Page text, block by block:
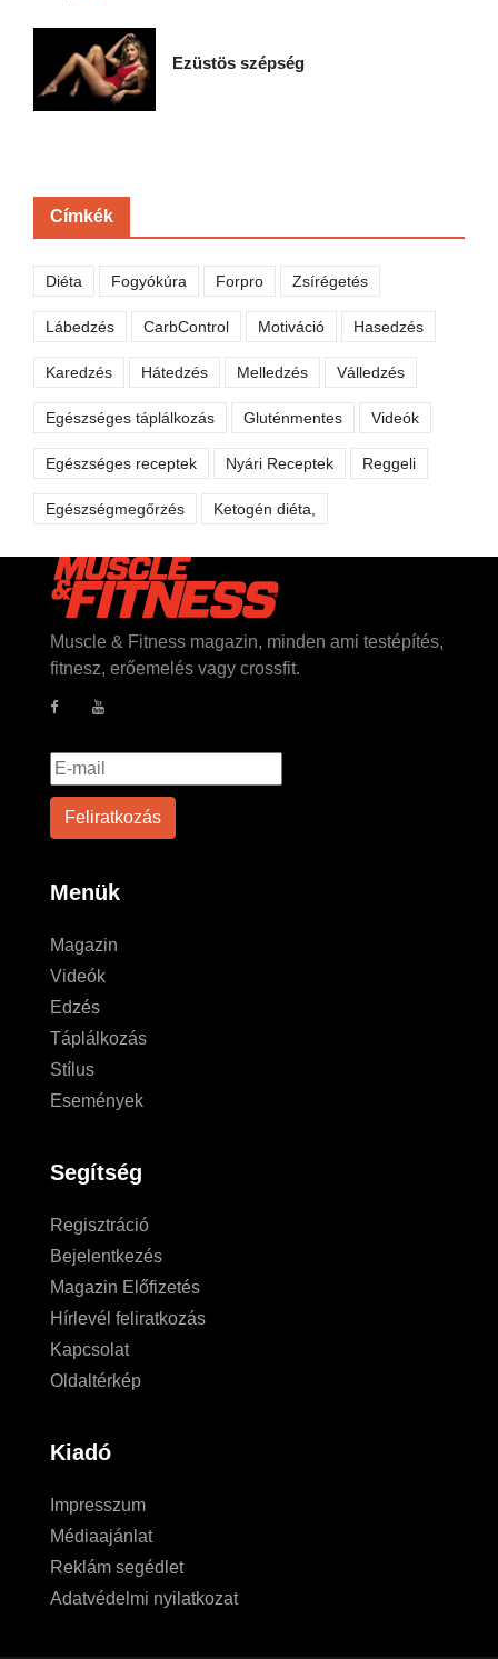
Ezüstös szépség
Címkék
Diéta Fogyókúra Forpro Zsírégetés
Lábedzés CarbControl Motiváció Hasedzés
Karedzés Hátedzés Melledzés Válledzés
Egészséges táplálkozás Gluténmentes Videók
Egészséges receptek Nyári Receptek Reggeli
Egészségmegőrzés Ketogén diéta,
Muscle & Fitness magazin, minden ami testépítés,
fitnesz, erőemelés vagy crossfit.
Menük
Magazin
Videók
Edzés
Táplálkozás
Stílus
Események
Segítség
Regisztráció
Bejelentkezés
Magazin Előfizetés
Hírlevél feliratkozás
Kapcsolat
Oldaltérkép
Kiadó
Impresszum
Médiaajánlat
Reklám segédlet
Adatvédelmi nyilatkozat